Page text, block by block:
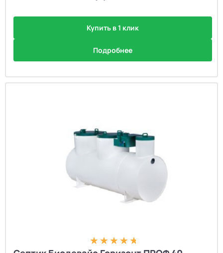
Купить в 1 клик
Подробнее